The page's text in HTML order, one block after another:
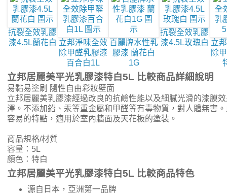
抗裂全效乳膠
漆4.5L蘭花白 立邦淨味全效
除甲醛乳膠漆
百合白1L
百麗牌水性乳
膠漆 蘭花白
1G
抗裂全效乳膠
漆4.5L玫瑰白 立
除
立邦居麗美平光乳膠漆特白5L 比較商品詳細說明
易黏易塗刷 隨性自由彩妝壁面
立邦居麗美乳膠漆經過改良的抗鹼性能以及細膩光滑的漆膜
澤。不添加鉛、汞等重金屬和甲醛等有毒物質，對人體無害
容易的特點，適用於室內牆面及天花板的塗裝。
商品規格/材質
容量：5L
顏色：特白
立邦居麗美平光乳膠漆特白5L 比較商品特色
源自日本，亞洲第一品牌